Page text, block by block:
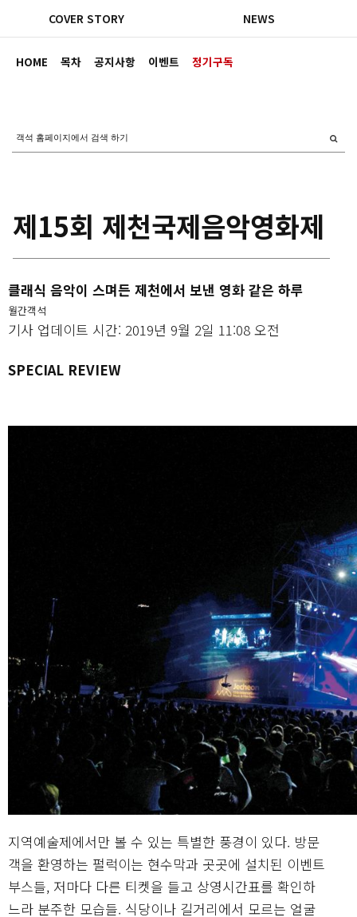
HOME 목차 공지사항 이벤트 정기구독
COVER STORY NEWS
제15회 제천국제음악영화제
클래식 음악이 스며든 제천에서 보낸 영화 같은 하루
월간객석
기사 업데이트 시간: 2019년 9월 2일 11:08 오전
SPECIAL REVIEW
지역예술제에서만 볼 수 있는 특별한 풍경이 있다. 방문
객을 환영하는 펄럭이는 현수막과 곳곳에 설치된 이벤트
부스들, 저마다 다른 티켓을 들고 상영시간표를 확인하
느라 분주한 모습들. 식당이나 길거리에서 모르는 얼굴